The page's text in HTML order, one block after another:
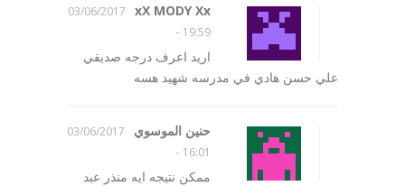
xX MODY Xx
03/06/2017
19:59
-
اريد اعرف درجه صديقي
علي حسن هادي في مدرسه شهيد هسه
حنين الموسوي
03/06/2017
16:01
-
ممكن نتيجه ايه منذر عبد